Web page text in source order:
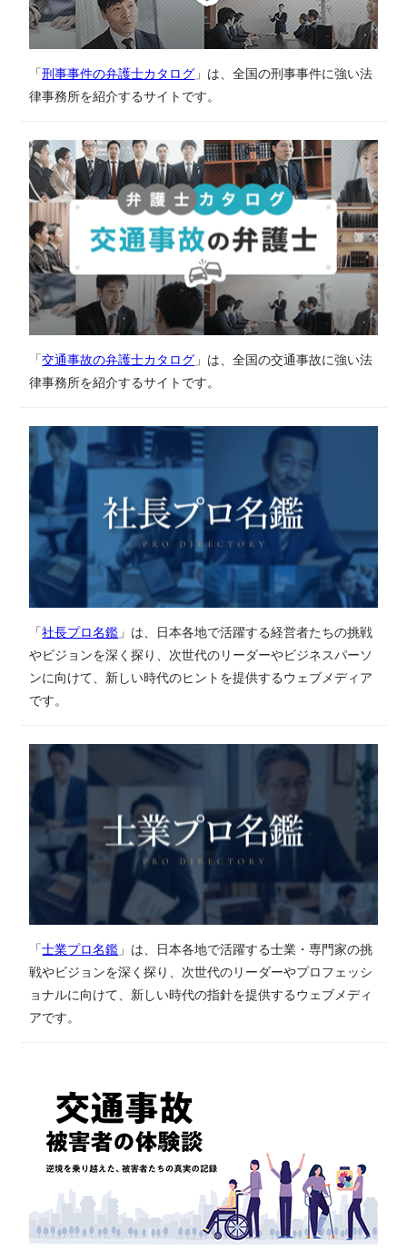
「刑事事件の弁護士カタログ 」は、全国の刑事事件に強い法
律事務所を紹介するサイトです。
「交通事故の弁護士カタログ 」は、全国の交通事故に強い法
律事務所を紹介するサイトです。
「社長プロ名鑑 」は、日本各地で活躍する経営者たちの挑戦
やビジョンを深く探り、次世代のリーダーやビジネスパーソ
ンに向けて、新しい時代のヒントを提供するウェブメディア
です。
「士業プロ名鑑 」は、日本各地で活躍する士業・専門家の挑
戦やビジョンを深く探り、次世代のリーダーやプロフェッシ
ョナルに向けて、新しい時代の指針を提供するウェブメディ
アです。